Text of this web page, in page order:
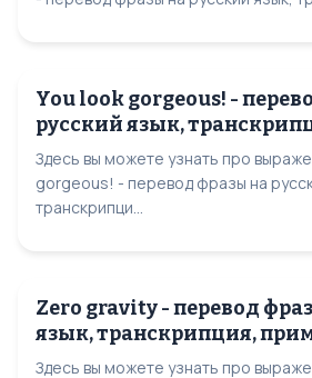
You look gorgeous! -
русский язык,
Здесь вы можете узнать про
gorgeous! - перевод фразы на
транскрипци...
Zero gravity - перевод
язык, транскрипция,
Здесь вы можете узнать про